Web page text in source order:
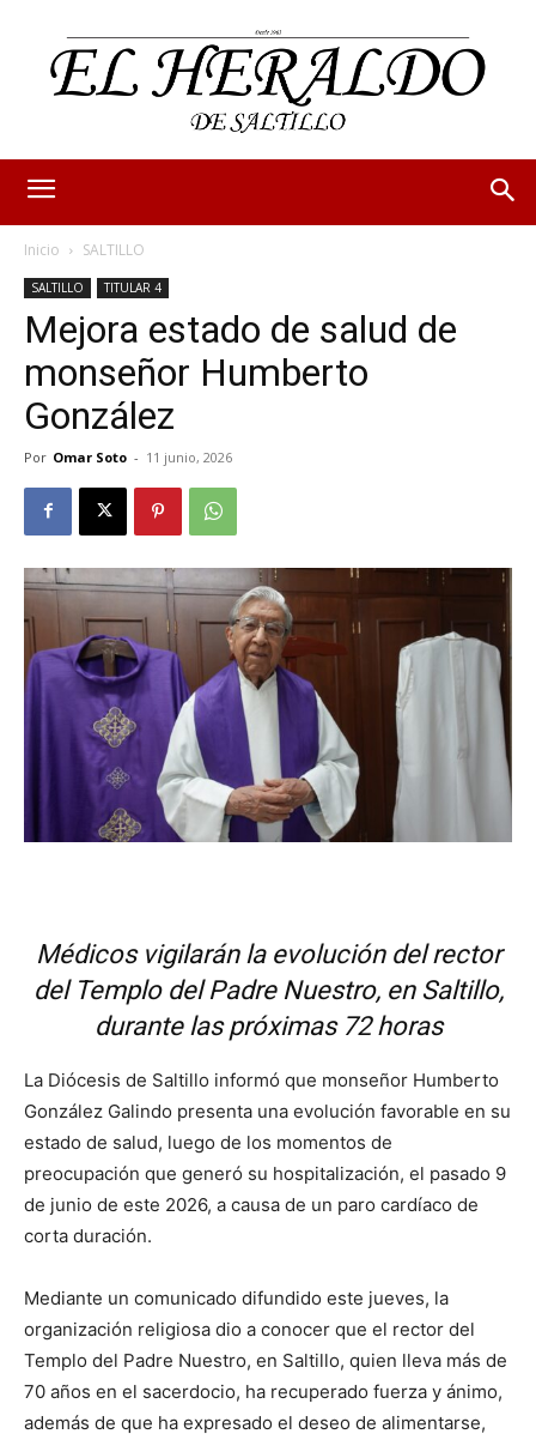
Inicio SALTILLO
SALTILLO TITULAR 4
Mejora estado de salud de
monseñor Humberto
González
Por Omar Soto - 11 junio, 2026
Médicos vigilarán la evolución del rector
del Templo del Padre Nuestro, en Saltillo,
durante las próximas 72 horas
La Diócesis de Saltillo informó que monseñor Humberto
González Galindo presenta una evolución favorable en su
estado de salud, luego de los momentos de
preocupación que generó su hospitalización, el pasado 9
de junio de este 2026, a causa de un paro cardíaco de
corta duración.
Mediante un comunicado difundido este jueves, la
organización religiosa dio a conocer que el rector del
Templo del Padre Nuestro, en Saltillo, quien lleva más de
70 años en el sacerdocio, ha recuperado fuerza y ánimo,
además de que ha expresado el deseo de alimentarse,